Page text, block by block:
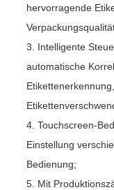
hervorragende
3. Intelligente
automatische
4. Touchscreen-
Einstellung
Bedienung;
5. Mit